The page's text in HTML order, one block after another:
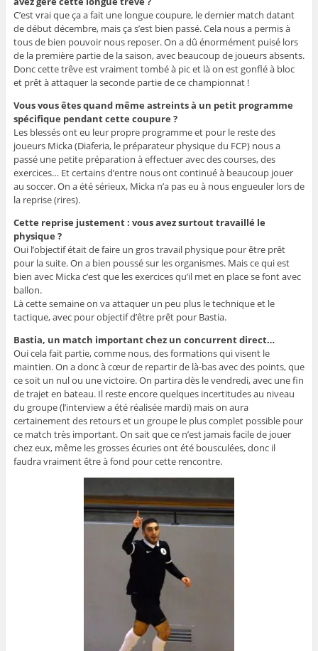
C’est vrai que ça a fait une longue coupure, le dernier match datant
de début décembre, mais ça s’est bien passé. Cela nous a permis à
tous de bien pouvoir nous reposer. On a dû énormément puisé lors
de la première partie de la saison, avec beaucoup de joueurs absents.
Donc cette trêve est vraiment tombé à pic et là on est gonflé à bloc
et prêt à attaquer la seconde partie de ce championnat !
Vous vous êtes quand même astreints à un petit programme
spécifique pendant cette coupure ?
Les blessés ont eu leur propre programme et pour le reste des
joueurs Micka (Diaferia, le préparateur physique du FCP) nous a
passé une petite préparation à effectuer avec des courses, des
exercices… Et certains d’entre nous ont continué à beaucoup jouer
au soccer. On a été sérieux, Micka n’a pas eu à nous engueuler lors de
la reprise (rires).
Cette reprise justement : vous avez surtout travaillé le
physique ?
Oui l’objectif était de faire un gros travail physique pour être prêt
pour la suite. On a bien poussé sur les organismes. Mais ce qui est
bien avec Micka c’est que les exercices qu’il met en place se font avec
ballon.
Là cette semaine on va attaquer un peu plus le technique et le
tactique, avec pour objectif d’être prêt pour Bastia.
Bastia, un match important chez un concurrent direct…
Oui cela fait partie, comme nous, des formations qui visent le
maintien. On a donc à cœur de repartir de là-bas avec des points, que
ce soit un nul ou une victoire. On partira dès le vendredi, avec une fin
de trajet en bateau. Il reste encore quelques incertitudes au niveau
du groupe (l’interview a été réalisée mardi) mais on aura
certainement des retours et un groupe le plus complet possible pour
ce match très important. On sait que ce n’est jamais facile de jouer
chez eux, même les grosses écuries ont été bousculées, donc il
faudra vraiment être à fond pour cette rencontre.